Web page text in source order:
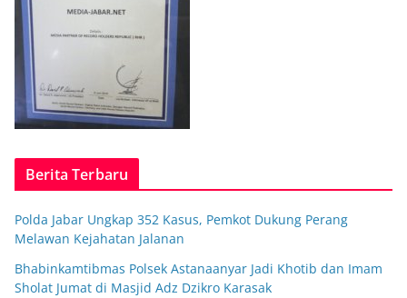
Berita Terbaru
Polda Jabar Ungkap 352 Kasus, Pemkot Dukung Perang
Melawan Kejahatan Jalanan
Bhabinkamtibmas Polsek Astanaanyar Jadi Khotib dan Imam
Sholat Jumat di Masjid Adz Dzikro Karasak